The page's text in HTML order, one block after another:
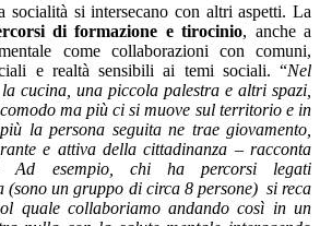
socialità si intersecano con altri aspetti. La
di formazione e tirocinio, anche a
come collaborazioni con comuni,
e realtà sensibili ai temi sociali. “Nel
cucina, una piccola palestra e altri spazi,
ma più ci si muove sul territorio e in
la persona seguita ne trae giovamento,
e attiva della cittadinanza – racconta
Ad esempio, chi ha percorsi legati
(sono un gruppo di circa 8 persone) si reca
quale collaboriamo andando così in un